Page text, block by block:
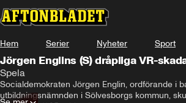
Hem Serier Nyheter Sport
Jörgen Englins (S) dråpliga VR-
Spela
Socialdemokraten Jörgen Englin, ordförande i
utbildningsnämnden i Sölvesborgs kommun,